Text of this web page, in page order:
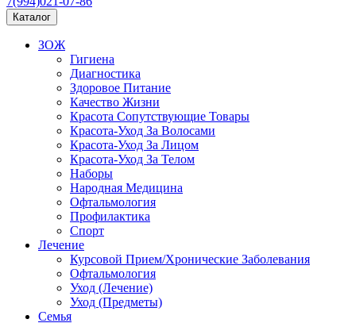
Каталог
ЗОЖ
Гигиена
Диагностика
Здоровое Питание
Качество Жизни
Красота Сопутствующие Товары
Красота-Уход За Волосами
Красота-Уход За Лицом
Красота-Уход За Телом
Наборы
Народная Медицина
Офтальмология
Профилактика
Спорт
Лечение
Курсовой Прием/Хронические Заболевания
Офтальмология
Уход (Лечение)
Уход (Предметы)
Семья